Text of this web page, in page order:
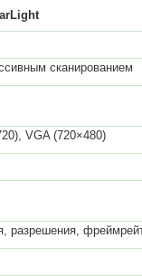
сканированием
VGA (720×480)
разрешения,